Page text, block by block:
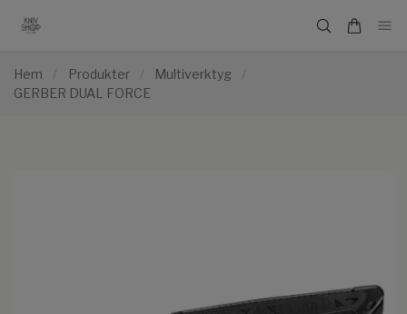
Hem / Produkter / Multiverktyg
/
GERBER DUAL FORCE